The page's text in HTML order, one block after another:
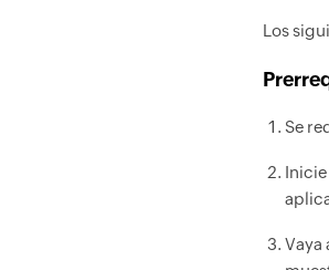
Los
Se
Vaya